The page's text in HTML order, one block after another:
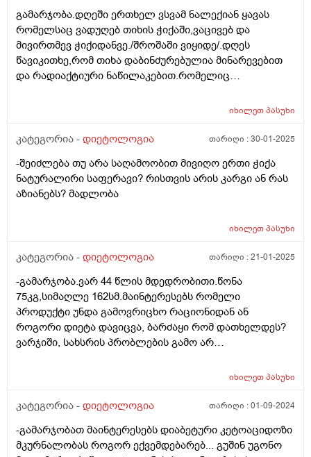
გამარჯობა.დღეში ერთხელ ვსვამ ნალექიან ყავას
რომელსაც ვადუღებ თიხის ჭიქაში,ვაცივებ და
მივირთმევ ჭიქიდანვე./შროშაში ვიყიდე/.დღეს
წავიკითხე,რომ თიხა დაბინძურებულია მინარევებით
და რადიაქტიური ნაწილაკებით.რომელიც
თიხაში.მაინტერესებს,არასწორად ვიქცევი? ან მავნებს
დალევა? მადლობა.
იხილეთპასუხი
კატეგორია - დიეტოლოგია თარიღი :30-01-2025
-შეიძლება თუ არა საღამოობით მივიღო ერთი ჭიქა
ნატურალირი საფერავი? რისთვის არის კარგი ან რას
აზიანებს? მადლობა
იხილეთპასუხი
კატეგორია - დიეტოლოგია თარიღი :21-01-2025
-გამარჯობა.ვარ 44 წლის მდედრობითი.წონა
75კგ,სიმაღლე 162სმ.მაინტერესებს რომელი
პროდუქტი უნდა გამოვრიცხო რაციონიდან ან
როგორი დიეტა დავიცვა, ბარძაყი რომ დათხელდეს?
ვარჯიში, სახსრის პრობლების გამო არ
იხილეთპასუხი
კატეგორია - დიეტოლოგია თარიღი :01-09-2024
-გამარჯობათ მაინტერესებს დიაბეტური კეტოაციდოზი
მკურნალობას როგორ ექვემდებარებ... გუშინ უგონო